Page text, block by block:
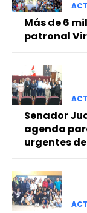
Más de 6
patronal
Senador
agenda
urgentes